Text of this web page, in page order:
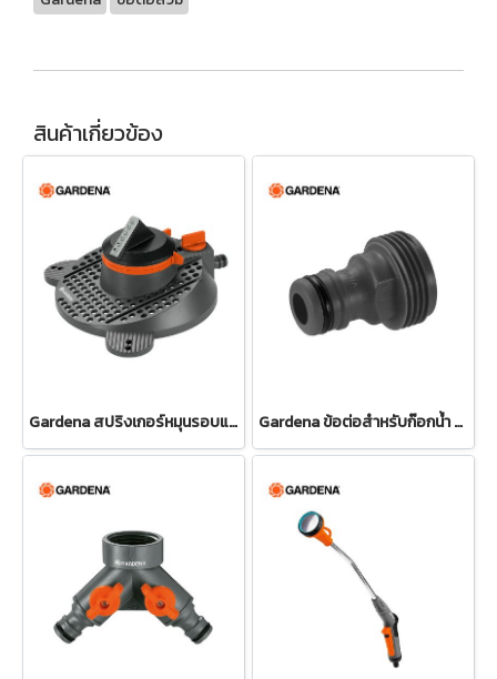
สินค้าเกี่ยวข้อง
Gardena สปริงเกอร์หมุนรอบแบบปรับได้ Tango (02065-20) Gardena ข้อต่อสำหรับก๊อกน้ำ ขนาด 3/4" (26.5 มม.) (00921-50)